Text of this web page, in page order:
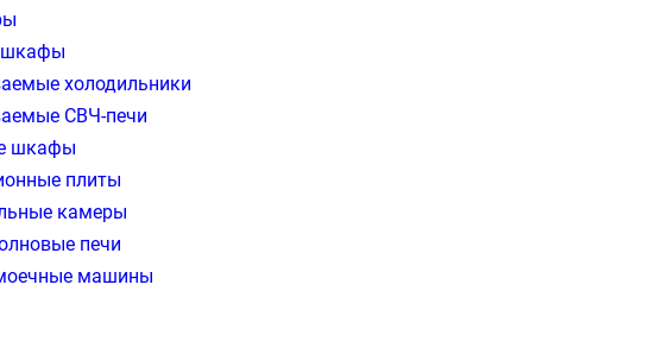
шкафы
холодильники
СВЧ-печи
шкафы
плиты
камеры
печи
машины